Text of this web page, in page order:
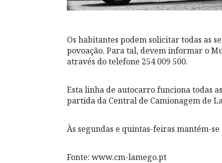
Os habitantes podem solicitar todas as
povoação. Para tal, devem informar o
através do telefone 254 009 500.
Esta linha de autocarro funciona todas
partida da Central de Camionagem de
Às segundas e quintas-feiras mantém-
Fonte: www.cm-lamego.pt